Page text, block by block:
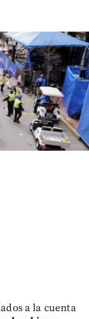
a la cuenta